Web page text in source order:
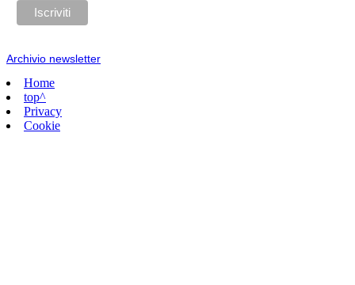
Archivio newsletter
Home
top^
Privacy
Cookie